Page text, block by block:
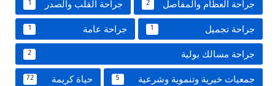
جراحة العظام والمفاصل 2 جراحة القلب والصدر 1
جراحة تجميل 1 جراحة عامة 1
جراحة مسالك بولية 2
جمعيات خيرية وتنموية وشرعية 5 حياة كريمة 72